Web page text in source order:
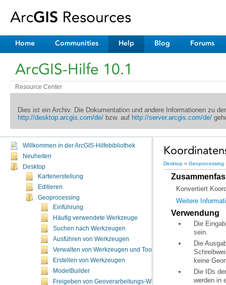
Home Communities Help Blog Forums
ArcGIS-Hilfe 10.1
Resource Center
Dies ist ein Archiv. Die Dokumentation und andere Informationen zu
http://desktop.arcgis.com/de/bzw. auf http://server.arcgis.com/de/
Willkommen in der ArcGIS-Hilfebibliothek
Neuheiten
Desktop
Kartenerstellung
Editieren
Geoprocessing
Einführung
Häufig verwendete Werkzeuge
Suchen nach Werkzeugen
Ausführen von Werkzeugen
Verwalten von Werkzeugen und Toolboxes
Erstellen von Werkzeugen
ModelBuilder
Freigeben von Geoverarbeitungs-Workflows
Desktop » Geoprocessing
Konvertiert
Weitere
Verwendung
sein.
keine
werden in